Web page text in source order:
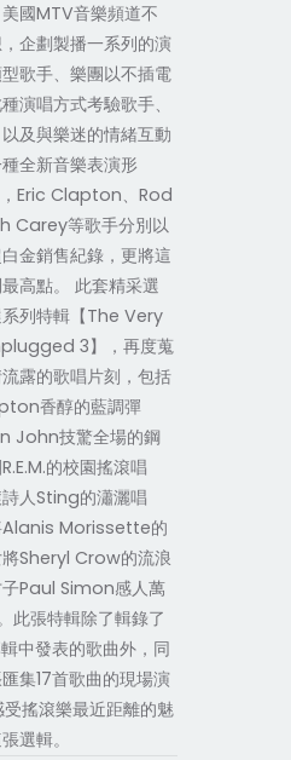
國MTV音樂頻道不
企劃製播一系列的演
歌手、樂團以不插電
演唱方式考驗歌手、
及與樂迷的情緒互動
全新音樂表演形
，Eric Clapton、Rod
Carey等歌手分別以
金銷售紀錄，更將這
高點。 此套精采選
列特輯【The Very
3】，再度蒐
露的歌唱片刻，包括
香醇的藍調彈
John技驚全場的鋼
的校園搖滾唱
人Sting的瀟灑唱
Alanis Morissette的
Sheryl Crow的流浪
Paul Simon感人萬
此張特輯除了輯錄了
中發表的歌曲外，同
集17首歌曲的現場演
搖滾樂最近距離的魅
選輯。